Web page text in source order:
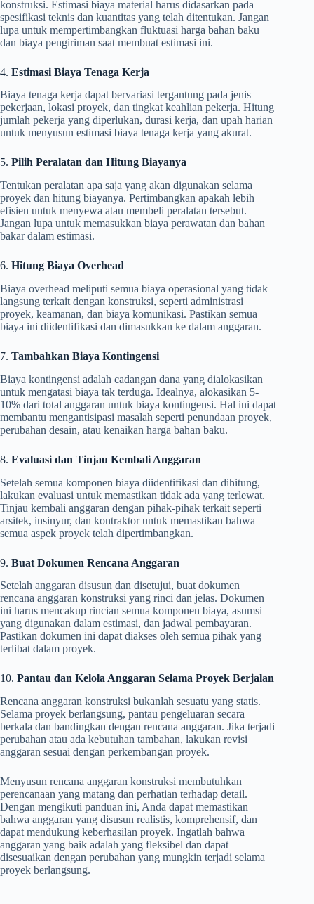
konstruksi. Estimasi biaya material harus didasarkan pada
spesifikasi teknis dan kuantitas yang telah ditentukan. Jangan
lupa untuk mempertimbangkan fluktuasi harga bahan baku
dan biaya pengiriman saat membuat estimasi ini.
4. Estimasi Biaya Tenaga Kerja
Biaya tenaga kerja dapat bervariasi tergantung pada jenis
pekerjaan, lokasi proyek, dan tingkat keahlian pekerja. Hitung
jumlah pekerja yang diperlukan, durasi kerja, dan upah harian
untuk menyusun estimasi biaya tenaga kerja yang akurat.
5. Pilih Peralatan dan Hitung Biayanya
Tentukan peralatan apa saja yang akan digunakan selama
proyek dan hitung biayanya. Pertimbangkan apakah lebih
efisien untuk menyewa atau membeli peralatan tersebut.
Jangan lupa untuk memasukkan biaya perawatan dan bahan
bakar dalam estimasi.
6. Hitung Biaya Overhead
Biaya overhead meliputi semua biaya operasional yang tidak
langsung terkait dengan konstruksi, seperti administrasi
proyek, keamanan, dan biaya komunikasi. Pastikan semua
biaya ini diidentifikasi dan dimasukkan ke dalam anggaran.
7. Tambahkan Biaya Kontingensi
Biaya kontingensi adalah cadangan dana yang dialokasikan
untuk mengatasi biaya tak terduga. Idealnya, alokasikan 5-
10% dari total anggaran untuk biaya kontingensi. Hal ini dapat
membantu mengantisipasi masalah seperti penundaan proyek,
perubahan desain, atau kenaikan harga bahan baku.
8. Evaluasi dan Tinjau Kembali Anggaran
Setelah semua komponen biaya diidentifikasi dan dihitung,
lakukan evaluasi untuk memastikan tidak ada yang terlewat.
Tinjau kembali anggaran dengan pihak-pihak terkait seperti
arsitek, insinyur, dan kontraktor untuk memastikan bahwa
semua aspek proyek telah dipertimbangkan.
9. Buat Dokumen Rencana Anggaran
Setelah anggaran disusun dan disetujui, buat dokumen
rencana anggaran konstruksi yang rinci dan jelas. Dokumen
ini harus mencakup rincian semua komponen biaya, asumsi
yang digunakan dalam estimasi, dan jadwal pembayaran.
Pastikan dokumen ini dapat diakses oleh semua pihak yang
terlibat dalam proyek.
10. Pantau dan Kelola Anggaran Selama Proyek Berjalan
Rencana anggaran konstruksi bukanlah sesuatu yang statis.
Selama proyek berlangsung, pantau pengeluaran secara
berkala dan bandingkan dengan rencana anggaran. Jika terjadi
perubahan atau ada kebutuhan tambahan, lakukan revisi
anggaran sesuai dengan perkembangan proyek.
Menyusun rencana anggaran konstruksi membutuhkan
perencanaan yang matang dan perhatian terhadap detail.
Dengan mengikuti panduan ini, Anda dapat memastikan
bahwa anggaran yang disusun realistis, komprehensif, dan
dapat mendukung keberhasilan proyek. Ingatlah bahwa
anggaran yang baik adalah yang fleksibel dan dapat
disesuaikan dengan perubahan yang mungkin terjadi selama
proyek berlangsung.